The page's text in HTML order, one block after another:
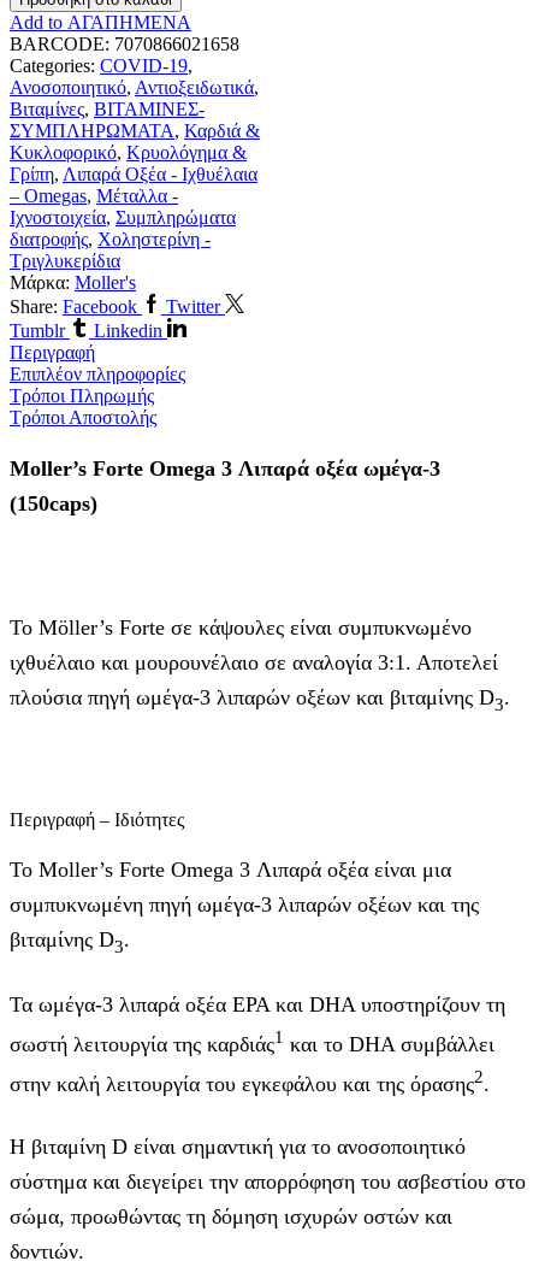
Add to ΑΓΑΠΗΜΕΝΑ
BARCODE: 7070866021658
Categories: COVID-19,
Ανοσοποιητικό, Αντιοξειδωτικά,
Βιταμίνες, ΒΙΤΑΜΙΝΕΣ-
ΣΥΜΠΛΗΡΩΜΑΤΑ, Καρδιά &
Κυκλοφορικό, Κρυολόγημα &
Γρίπη, Λιπαρά Οξέα - Ιχθυέλαια
– Omegas, Μέταλλα -
Ιχνοστοιχεία, Συμπληρώματα
διατροφής, Χοληστερίνη -
Τριγλυκερίδια
Μάρκα: Moller's
Share: Facebook
Twitter
Tumblr
Linkedin
Περιγραφή
Επιπλέον πληροφορίες
Τρόποι Πληρωμής
Τρόποι Αποστολής
Moller’s Forte Omega 3 Λιπαρά οξέα ωμέγα-3
(150caps)
Το Möller’s Forte σε κάψουλες είναι συμπυκνωμένο
ιχθυέλαιο και μουρουνέλαιο σε αναλογία 3:1. Αποτελεί
πλούσια πηγή ωμέγα-3 λιπαρών οξέων και βιταμίνης D3.
Περιγραφή – Ιδιότητες
Το Moller’s Forte Omega 3 Λιπαρά οξέα είναι μια
συμπυκνωμένη πηγή ωμέγα-3 λιπαρών οξέων και της
βιταμίνης D3.
Τα ωμέγα-3 λιπαρά οξέα EPA και DHA υποστηρίζουν τη
σωστή λειτουργία της καρδιάς1 και το DHA συμβάλλει
στην καλή λειτουργία του εγκεφάλου και της όρασης2.
Η βιταμίνη D είναι σημαντική για το ανοσοποιητικό
σύστημα και διεγείρει την απορρόφηση του ασβεστίου στο
σώμα, προωθώντας τη δόμηση ισχυρών οστών και
δοντιών.